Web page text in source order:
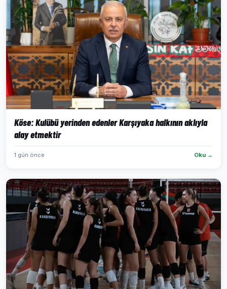
Köse: Kulübü yerinden edenler Karşıyaka halkının aklıyla
alay etmektir
1 gün önce Oku →